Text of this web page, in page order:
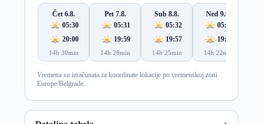
Čet 6.8.
05:30
20:00
14h 30min
Pet 7.8.
05:31
19:59
14h 28min
Sub 8.8.
05:32
19:57
14h 25min
Ned 9.8.
05:33
19:56
14h 22min
Vremena su izračunata za koordinate lokacije po vremenskoj zoni
Europe/Belgrade.